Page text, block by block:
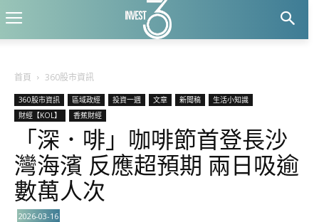
首頁 360股市資訊
360股市資訊 區域政經 投資一週 文章 新聞稿
生活小知識
財經【KOL】
香蕉財經
「深．啡」咖啡節首登長沙
灣海濱 反應超預期 兩日吸逾
數萬人次
2026-03-16